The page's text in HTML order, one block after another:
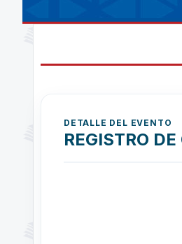
DETALLE DEL EVENTO
REGISTRO